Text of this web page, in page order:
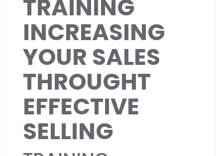
TRAINING
INCREASING
YOUR SALES
THROUGHT
EFFECTIVE
SELLING